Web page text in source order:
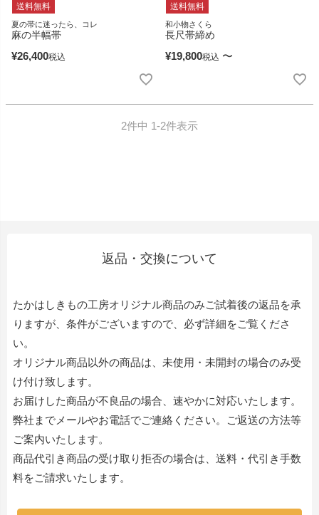
送料無料
夏の帯に迷ったら、コレ
麻の半幅帯
¥26,400税込
送料無料
和小物さくら
長尺帯締め
¥19,800税込 〜
2件中 1-2件表示
返品・交換について
たかはしきもの工房オリジナル商品のみご試着後の返品を承
りますが、条件がございますので、必ず詳細をご覧くださ
い。
オリジナル商品以外の商品は、未使用・未開封の場合のみ受
け付け致します。
お届けした商品が不良品の場合、速やかに対応いたします。
弊社までメールやお電話でご連絡ください。ご返送の方法等
ご案内いたします。
商品代引き商品の受け取り拒否の場合は、送料・代引き手数
料をご請求いたします。